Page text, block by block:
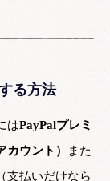
る方法
はPayPalプレミ
ウント）
また
支払いだけなら